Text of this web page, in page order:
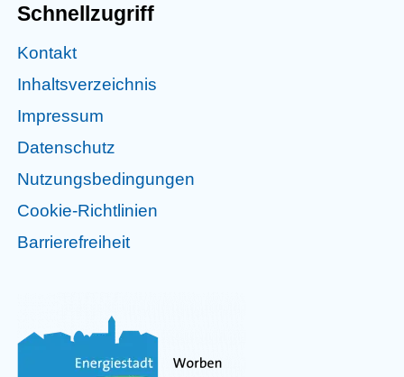
Schnellzugriff
Kontakt
Inhaltsverzeichnis
Impressum
Datenschutz
Nutzungsbedingungen
Cookie-Richtlinien
Barrierefreiheit